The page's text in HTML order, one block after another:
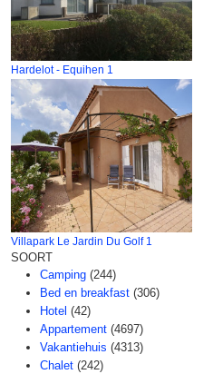
Hardelot - Equihen 1
Villapark Le Jardin Du Golf 1
SOORT
Camping (244)
Bed en breakfast (306)
Hotel (42)
Appartement (4697)
Vakantiehuis (4313)
Chalet (242)